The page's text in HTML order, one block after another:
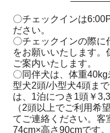
〇チェックインは
ださい。
〇チェックインの際に
をお願いいたします
ご案内いたします。
〇同伴犬は、体重
型犬2頭/小型犬4頭ま
は、1泊につき1頭￥
（2頭以上でご利用希
てご連絡ください。
74cm×高さ90cmです。